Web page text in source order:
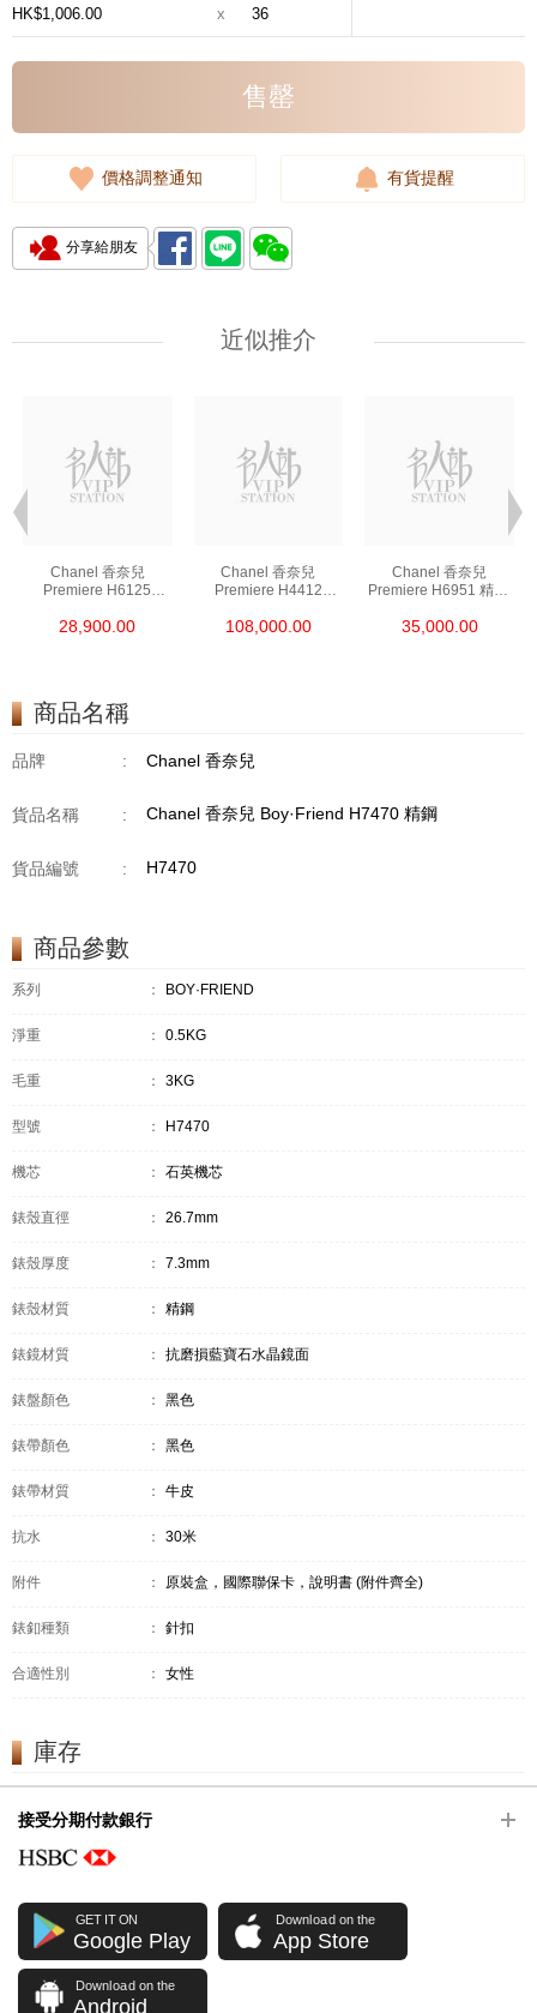
HK$1,006.00 x 36
售罄
價格調整通知 有貨提醒
分享給朋友
近似推介
Chanel 香奈兒
Premiere H6125
28,900.00
Chanel 香奈兒
Premiere H4412
108,000.00
Chanel 香奈兒
Premiere H6951 精鋼/
35,000.00
商品名稱
品牌 : Chanel 香奈兒
貨品名稱 : Chanel 香奈兒 Boy·Friend H7470 精鋼
貨品編號 : H7470
商品參數
系列 ： BOY·FRIEND
淨重 ： 0.5KG
毛重 ： 3KG
型號 ： H7470
機芯 ： 石英機芯
錶殼直徑 ： 26.7mm
錶殼厚度 ： 7.3mm
錶殼材質 ： 精鋼
錶鏡材質 ： 抗磨損藍寶石水晶鏡面
錶盤顏色 ： 黑色
錶帶顏色 ： 黑色
錶帶材質 ： 牛皮
抗水 ： 30米
附件 ： 原裝盒，國際聯保卡，說明書 (附件齊全)
錶釦種類 ： 針扣
合適性別 ： 女性
庫存
接受分期付款銀行
GET IT ON
Google Play
Download on the
App Store
Download on the
Android